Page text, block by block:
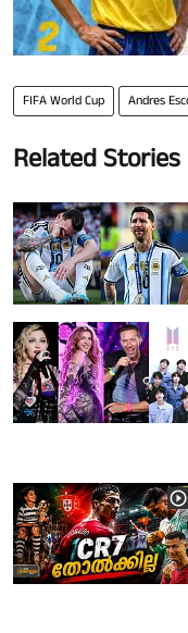
FIFA World Cup Andres
Related Stories